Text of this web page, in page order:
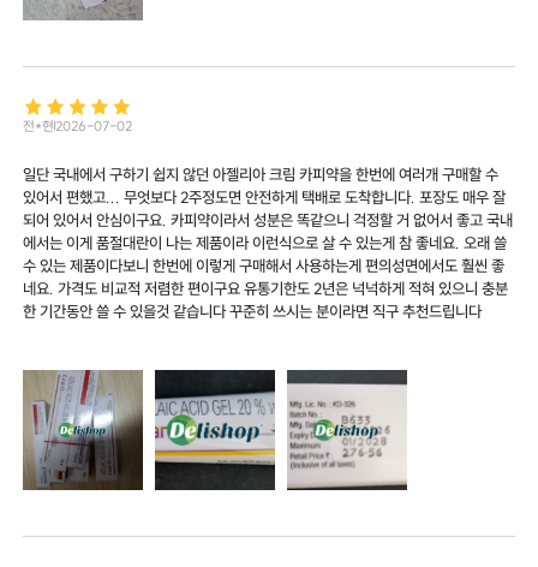
전*현2026-07-02
일단 국내에서 구하기 쉽지 않던 아젤리아 크림 카피약을 한번에 여러개 구매할 수
있어서 편했고... 무엇보다 2주정도면 안전하게 택배로 도착합니다. 포장도 매우 잘
되어 있어서 안심이구요. 카피약이라서 성분은 똑같으니 걱정할 거 없어서 좋고 국내
에서는 이게 품절대란이 나는 제품이라 이런식으로 살 수 있는게 참 좋네요. 오래 쓸
수 있는 제품이다보니 한번에 이렇게 구매해서 사용하는게 편의성면에서도 훨씬 좋
네요. 가격도 비교적 저렴한 편이구요 유통기한도 2년은 넉넉하게 적혀 있으니 충분
한 기간동안 쓸 수 있을것 같습니다 꾸준히 쓰시는 분이라면 직구 추천드립니다